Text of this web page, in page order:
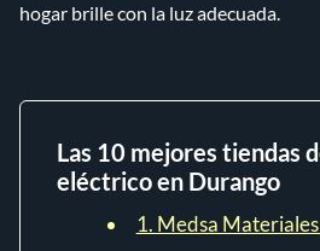
hogar brille con la luz adecuada.
Las 10 mejores tiendas
eléctrico en Durango
1. Medsa